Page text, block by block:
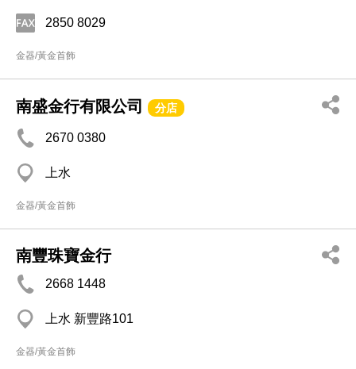
2850 8029
金器/黃金首飾
南盛金行有限公司 分店
2670 0380
上水
金器/黃金首飾
南豐珠寶金行
2668 1448
上水 新豐路101
金器/黃金首飾